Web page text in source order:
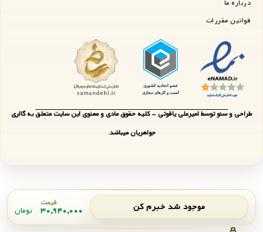
موجود شد خبرم کن قیمت
۳۰,۹۴۰,۰۰۰ تومان
درباره ما
قوانین مقررات
طراحی و سئو توسط امیرعلی یاقوتی - کلیه حقوق مادی و معنوی این سایت متعلق به گالری
جواهریان میباشد.